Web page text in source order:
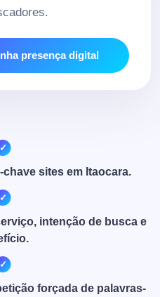
presença digital
sites em Itaocara.
intenção de busca e
forçada de palavras-